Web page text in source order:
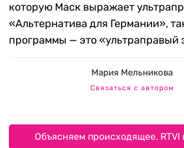
которую Маск выражает
«Альтернатива для Германии»,
программы — это «ультраправый
Мария Мельникова
Связаться с автором
Объясняем происходящее. RTVI